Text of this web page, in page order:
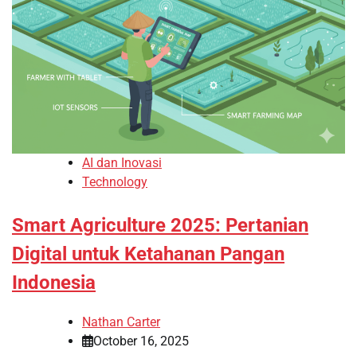
AI dan Inovasi
Technology
Smart Agriculture 2025: Pertanian
Digital untuk Ketahanan Pangan
Indonesia
Nathan Carter
October 16, 2025